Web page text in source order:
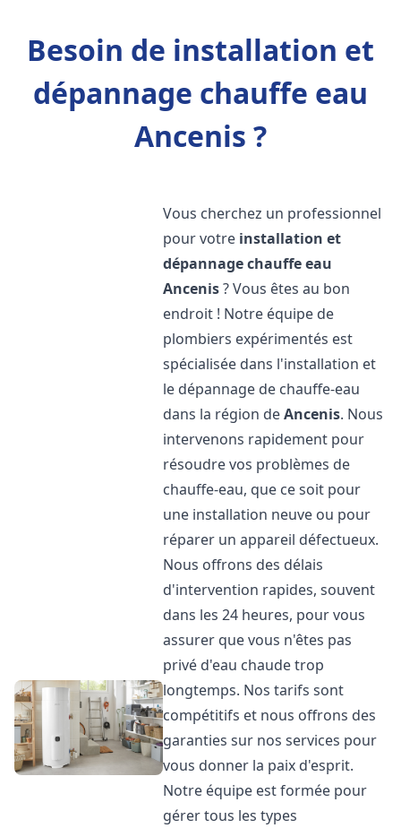
Besoin de installation et
dépannage chauffe eau
Ancenis ?
Vous cherchez un professionnel
pour votre installation et
dépannage chauffe eau
Ancenis? Vous êtes au bon
endroit ! Notre équipe de
plombiers expérimentés est
spécialisée dans l'installation et
le dépannage de chauffe-eau
dans la région deAncenis. Nous
intervenons rapidement pour
résoudre vos problèmes de
chauffe-eau, que ce soit pour
une installation neuve ou pour
réparer un appareil défectueux.
Nous offrons des délais
d'intervention rapides, souvent
dans les 24 heures, pour vous
assurer que vous n'êtes pas
privé d'eau chaude trop
longtemps. Nos tarifs sont
compétitifs et nous offrons des
garanties sur nos services pour
vous donner la paix d'esprit.
Notre équipe est formée pour
gérer tous les types